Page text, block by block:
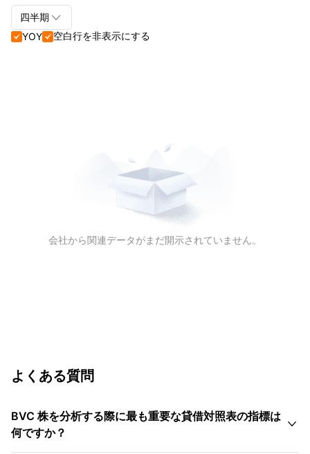
四半期 
YOY空白行を非表示にする
会社から関連データがまだ開示されていません。
よくある質問
BVC 株を分析する際に最も重要な貸借対照表の指標は
何ですか？
